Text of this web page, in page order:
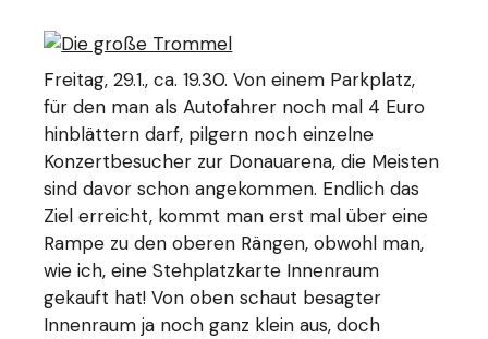
Freitag, 29.1., ca. 19.30. Von einem Parkplatz,
für den man als Autofahrer noch mal 4 Euro
hinblättern darf, pilgern noch einzelne
Konzertbesucher zur Donauarena, die Meisten
sind davor schon angekommen. Endlich das
Ziel erreicht, kommt man erst mal über eine
Rampe zu den oberen Rängen, obwohl man,
wie ich, eine Stehplatzkarte Innenraum
gekauft hat! Von oben schaut besagter
Innenraum ja noch ganz klein aus, doch